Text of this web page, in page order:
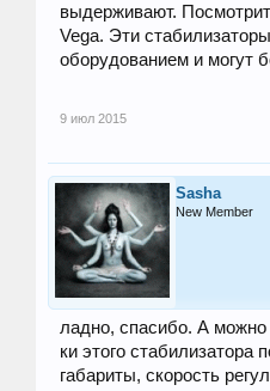
выдерживают.
Vega. Эти
оборудованием и могут
9 июл 2015
Sasha
New Member
ладно, спасибо. А можно
ки этого стабилизатора
габариты, скорость